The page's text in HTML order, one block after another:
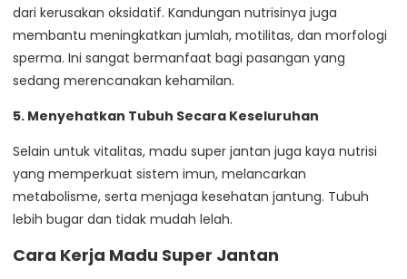
dari kerusakan oksidatif. Kandungan nutrisinya juga
membantu meningkatkan jumlah, motilitas, dan morfologi
sperma. Ini sangat bermanfaat bagi pasangan yang
sedang merencanakan kehamilan.
5. Menyehatkan Tubuh Secara Keseluruhan
Selain untuk vitalitas, madu super jantan juga kaya nutrisi
yang memperkuat sistem imun, melancarkan
metabolisme, serta menjaga kesehatan jantung. Tubuh
lebih bugar dan tidak mudah lelah.
Cara Kerja Madu Super Jantan